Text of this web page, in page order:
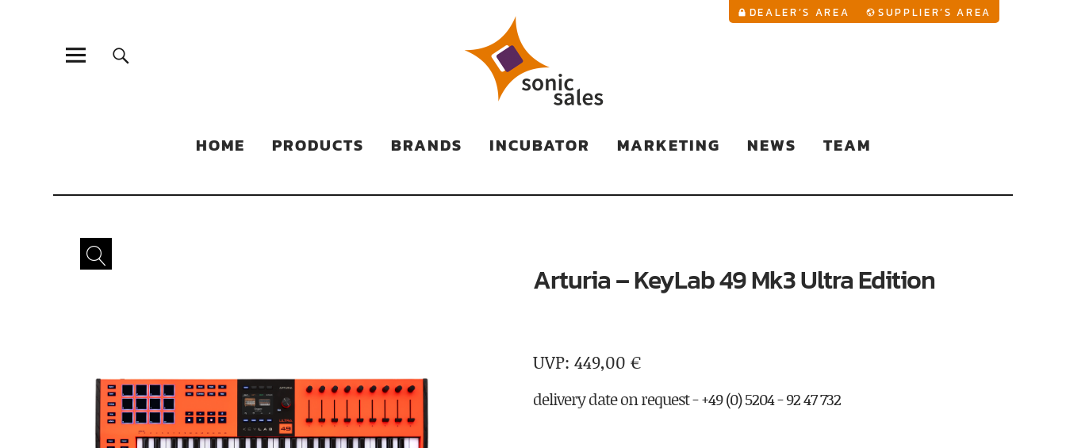
Sonic Sales
DEALER’S AREA SUPPLIER’S AREA
HOME PRODUCTS BRANDS INCUBATOR MARKETING NEWS TEAM
Arturia – KeyLab 49 Mk3 Ultra Edition
449,00 €
delivery date on request - +49 (0) 5204 - 92 47 732